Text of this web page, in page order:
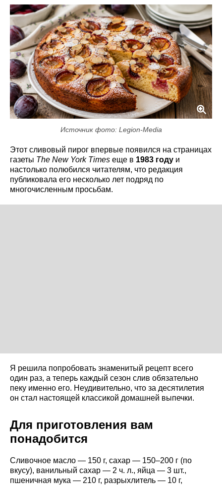
Источник фото: Legion-Media
Этот сливовый пирог впервые появился на страницах
газеты The New York Times еще в 1983 году и
настолько полюбился читателям, что редакция
публиковала его несколько лет подряд по
многочисленным просьбам.
Я решила попробовать знаменитый рецепт всего
один раз, а теперь каждый сезон слив обязательно
пеку именно его. Неудивительно, что за десятилетия
он стал настоящей классикой домашней выпечки.
Для приготовления вам
понадобится
Сливочное масло — 150 г, сахар — 150–200 г (по
вкусу), ванильный сахар — 2 ч. л., яйца — 3 шт.,
пшеничная мука — 210 г, разрыхлитель — 10 г,